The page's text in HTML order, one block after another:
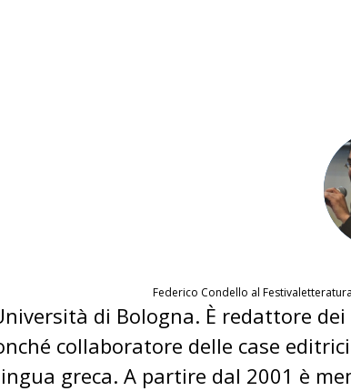
Federico Condello al
di Bologna. È redattore
collaboratore delle case
greca. A partire dal 2001 è